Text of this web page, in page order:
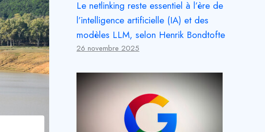
Le netlinking reste essentiel à l’ère de
l’intelligence artificielle (IA) et des
modèles LLM, selon Henrik Bondtofte
26 novembre 2025